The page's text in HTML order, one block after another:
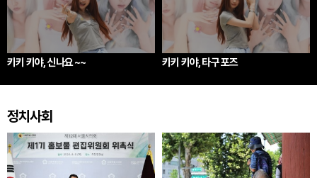
키키 키야, 신나요 ~~ 키키 키야, 타구 포즈
정치사회